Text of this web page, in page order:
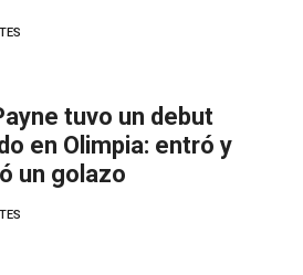
tuvo un debut
en Olimpia: entró y
un golazo